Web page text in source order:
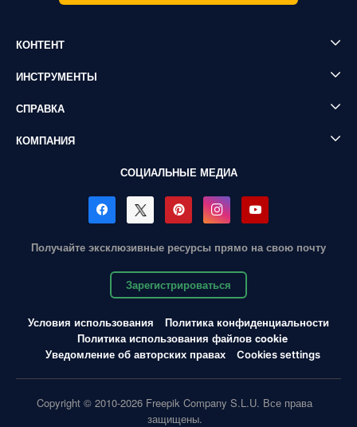
КОНТЕНТ
ИНСТРУМЕНТЫ
СПРАВКА
КОМПАНИЯ
СОЦИАЛЬНЫЕ МЕДИА
Получайте эксклюзивные ресурсы прямо на свою почту
Зарегистрироваться
Условия использования
Политика конфиденциальности
Политика использования файлов cookie
Уведомление об авторских правах
Cookies settings
Copyright © 2010-2026 Freepik Company S.L.U. Все права
защищены.